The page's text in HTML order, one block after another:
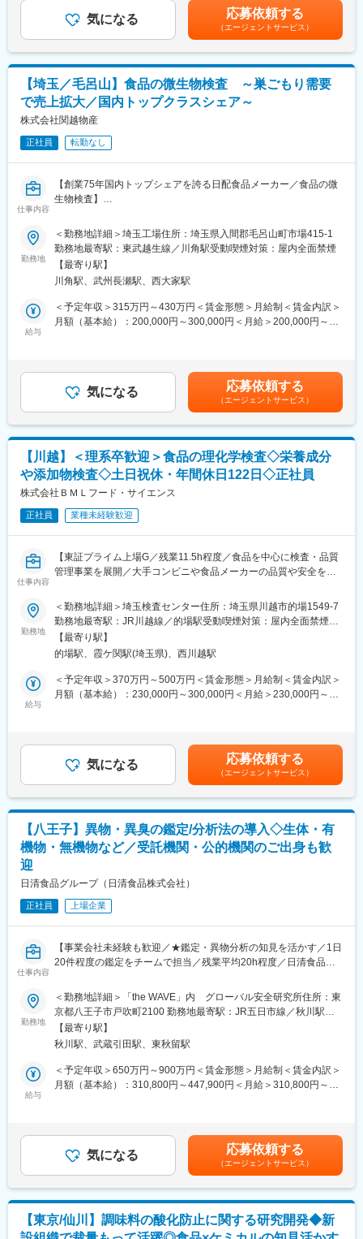
■分析内容の顧客ヒアリング
■分析メニューの提案・見積書作成
■分析報告書・請求書の発行
■分析結果に関する問い合わせ対応
■受注・売上データの集計、債権回収
【配属先について】
配属予定のCSグループは計4名在籍しております。
各案件は担当者が主体となって対応しますが、疑問や問題が生じ
た場合は随時メンバー同士でフォローし合っています。
協業する機会が多く、日々連絡を取り合って業務を進めていま
す。
【おすすめポイント】
食品の種類、分析方法の種類も多岐に渡るため、新しい分析方法
を幅広く学ぶことが可能です。新たな発見もあり、自身で調べた
世界各国のユーロフィングループのラボとやり取りがあり、日本
では対応できない分析は海外ラボで対応します。また、輸出に関
わるPJの場合、現地の法規制などの知識も得ることができます。
英語の文書を読解することもあるため、英語力も活かせます。
【取引先】
主な取引先は食品メーカーや原材料卸、官公庁などです。
製品の分析や品質保証、海外輸出時の調査など幅広いご依頼をい
ただいております。
ります。欧州では圧倒的な知名度を誇っており、日本でもより業
務拡大を進めている途中のため、成長途上の企業で働くことが可
途支給賃金はあくまでも目安の金額であり、選考を通じて上下す
る可能性があります。月給(月額)は固定手当を含めた表記です。
気になる 応募依頼する
（エージェントサービス）
【埼玉／毛呂山】食品の微生物検査 ～巣ごもり需要
で売上拡大／国内トップクラスシェア～
株式会社関越物産
正社員 転勤なし
仕事内容
【創業75年国内トップシェアを誇る日配食品メーカー／食品の微
生物検査】
物検査をお任せします。
■業務内容：
当社では、製造委託工場も含め、こんにゃく、白滝、ところ天、
寒天ゼリー・プリン製品、レトルト製品、海産物加工品等多種多
様な商品を製造し、販売しております。
当社基幹工場である当工場では、各工場で製造された製品の理化
学検査、官能検査に加え、微生物検査も行っており、売上、販売
の方」で微生物検査の準備から菌数のカウント、判定結果に基づ
く出荷可否判断業務、菌種の推測（同定作業）等を行って頂け
る、「微生物検査のプロフェッショナル」募集いたします。
入社後まずは自社工場の製品検査業務を行い、製品の特性などを
学んでいただきます。
その後、自社工場および製造委託工場製造製品の微生物検査をお
任せ出来る方を募集しております。
■魅力：
・様々な取り扱い商品：有名なこんにゃく以外にも白滝や寒天ゼ
す。様々なニーズに対応ができるように今後も商材を増やしてい
く予定です。
て様々なこんにゃく製品を製造し、拡販しております。また2018
年には食品安全マネジメントシステム認証規格
「FSSC22000（Ver 5.1）」取得しております。
当社は、創業以来「基本は本物」をスローガンに、製品の品質向
上と豊かな食生活の創造に貢献すべく企業活動を行って参りまし
ニケーション、生の声を商品開発部門に生かし、新しい魅力ある
オリジナル商品を開発し、ユーザーの期待と信頼に応えられる会
社として前進していきます。近年ではもつ煮などのレトルト食品
にも力を入れており、巣ごもり需要で売上も更に拡大しておりま
す。
勤務地
＜勤務地詳細＞埼玉工場住所：埼玉県入間郡毛呂山町市場415-1
勤務地最寄駅：東武越生線／川角駅受動喫煙対策：屋内全面禁煙
【最寄り駅】
川角駅、武州長瀬駅、西大家駅
給与
＜予定年収＞315万円～430万円＜賃金形態＞月給制＜賃金内訳＞
月額（基本給）：200,000円～300,000円＜月給＞200,000円～
下する可能性があります。月給(月額)は固定手当を含めた表記で
す。
気になる 応募依頼する
（エージェントサービス）
【川越】＜理系卒歓迎＞食品の理化学検査◇栄養成分
や添加物検査◇土日祝休・年間休日122日◇正社員
株式会社ＢＭＬフード・サイエンス
正社員 業種未経験歓迎
仕事内容
【東証プライム上場G／残業11.5h程度／食品を中心に検査・品質
管理事業を展開／大手コンビニや食品メーカーの品質や安全を守
【業務内容】
食品を中心に検査・品質管理に対する総合コンサルティング事業
を展開する当社において、大手コンビニや食品メーカーから受託
した、お弁当などの栄養成分表示のための検査をお任せします。
・理化学検査業務（栄養成分検査、保存料等添加物検査、油脂劣
化等食品物性試験など）
・検査に付随する検体受付
【弊社の魅力】
食品衛生を中心に検査・品質管理に対する総合コンサルティング
プロフェッショナルとして活躍したい方をお待ちしております。
【働き方】
充実しており、ワークライフバランスを保ちながら長期的に働け
等）、食品メーカー、外食産業、ホテル、給食事業者、商社・卸
等大手企業をはじめとした幅広いお客様とお取引をいただいてお
変更の範囲：会社の定める業務
勤務地
＜勤務地詳細＞埼玉検査センター住所：埼玉県川越市的場1549-7
勤務地最寄駅：JR川越線／的場駅受動喫煙対策：屋内全面禁煙変
更の範囲：会社の定める事業所
【最寄り駅】
的場駅、霞ケ関駅(埼玉県)、西川越駅
給与
＜予定年収＞370万円～500万円＜賃金形態＞月給制＜賃金内訳＞
月額（基本給）：230,000円～300,000円＜月給＞230,000円～
ります。月給(月額)は固定手当を含めた表記です。
気になる 応募依頼する
（エージェントサービス）
【八王子】異物・異臭の鑑定/分析法の導入◇生体・有
機物・無機物など／受託機関・公的機関のご出身も歓
迎
日清食品グループ（日清食品株式会社）
正社員 上場企業
仕事内容
【事業会社未経験も歓迎／★鑑定・異物分析の知見を活かす／1日
20件程度の鑑定をチームで担当／残業平均20h程度／日清食品商
■職務内容：
当社品質保証部にて、クレーム品や生産工程における異物混入に
対して、対象物の分析、同定業務をメインでお任せします。
ご入社後は、これまでのご経験やスキルを踏まえて、担当する素
材や試験法など業務を決定します。
＜具体的な業務内容＞
（DNA配列分析、樹脂の材質分析、金属の元素組成分析 等）
・におい成分の分析業務（官能試験、成分比較分析等）
・分析法の導入および開発
勤務地
＜勤務地詳細＞「the WAVE」内 グローバル安全研究所住所：東
京都八王子市戸吹町2100 勤務地最寄駅：JR五日市線／秋川駅受
動喫煙対策：屋内全面禁煙変更の範囲：会社の定める事業所（リ
モートワーク含む）
【最寄り駅】
秋川駅、武蔵引田駅、東秋留駅
給与
＜予定年収＞650万円～900万円＜賃金形態＞月給制＜賃金内訳＞
月額（基本給）：310,800円～447,900円＜月給＞310,800円～
賞与により変動します。■昇給：年1回■賞与：年2回（業績賞与あ
り）※基本給6～8ヶ月程度賃金はあくまでも目安の金額であり、
選考を通じて上下する可能性があります。月給(月額)は固定手当を
含めた表記です。
気になる 応募依頼する
（エージェントサービス）
【東京/仙川】調味料の酸化防止に関する研究開発◆新